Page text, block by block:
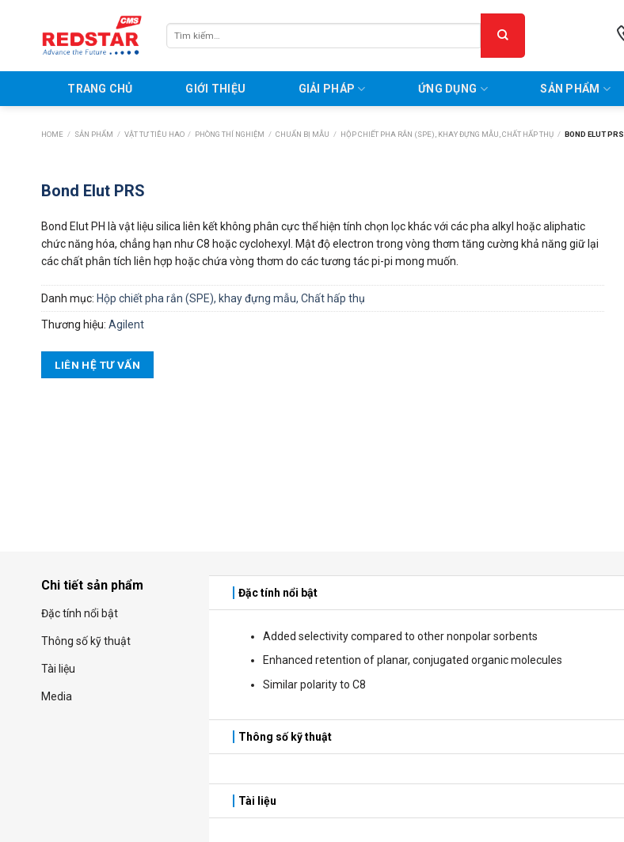
Tìm
kiếm:
TRANG CHỦ GIỚI THIỆU GIẢI PHÁP ỨNG DỤNG SẢN PHẨM
HOME / SẢN PHẨM / VẬT TƯ TIÊU HAO / PHÒNG THÍ NGHIỆM / CHUẨN BỊ MẪU / HỘP CHIẾT PHA RẮN (SPE), KHAY ĐỰNG MẪU, CHẤT HẤP THỤ / BOND ELUT PRS
Bond Elut PRS
Bond Elut PH là vật liệu silica liên kết không phân cực thể hiện tính chọn lọc khác với các pha alkyl hoặc aliphatic
chức năng hóa, chẳng hạn như C8 hoặc cyclohexyl. Mật độ electron trong vòng thơm tăng cường khả năng giữ lại
các chất phân tích liên hợp hoặc chứa vòng thơm do các tương tác pi-pi mong muốn.
Danh mục: Hộp chiết pha rắn (SPE), khay đựng mẫu, Chất hấp thụ
Thương hiệu: Agilent
LIÊN HỆ TƯ VẤN
Chi tiết sản phẩm
Đặc tính nổi bật
Thông số kỹ thuật
Tài liệu
Media
Đặc tính nổi bật
Added selectivity compared to other nonpolar sorbents
Enhanced retention of planar, conjugated organic molecules
Similar polarity to C8
Thông số kỹ thuật
Tài liệu